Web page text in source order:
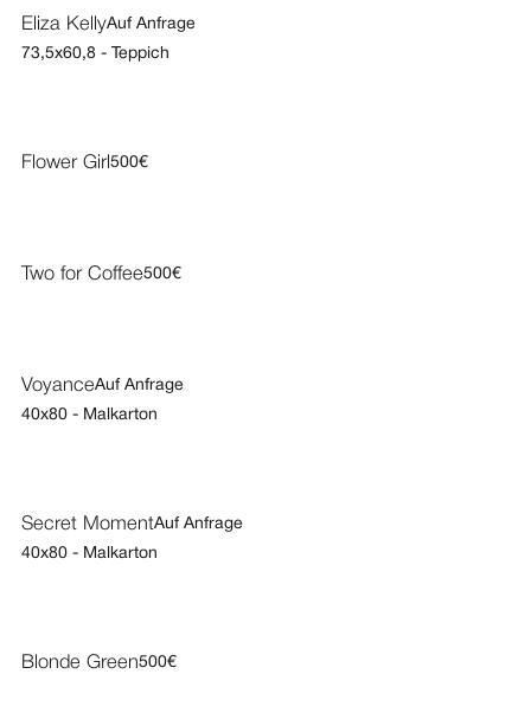
Eliza KellyAuf Anfrage
73,5x60,8 - Teppich
Flower Girl500€
Two for Coffee500€
VoyanceAuf Anfrage
40x80 - Malkarton
Secret MomentAuf Anfrage
40x80 - Malkarton
Blonde Green500€